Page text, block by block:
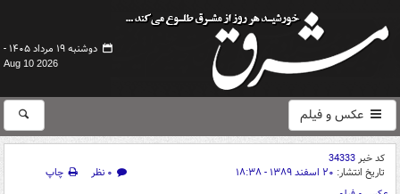
دوشنبه ۱۹ مرداد ۱۴۰۵ -
Aug 10 2026
عکس و فیلم
کد خبر34333
تاریخ انتشار: ۲۰ اسفند ۱۳۸۹ - ۱۸:۳۸ ۰ نظر
چاپ